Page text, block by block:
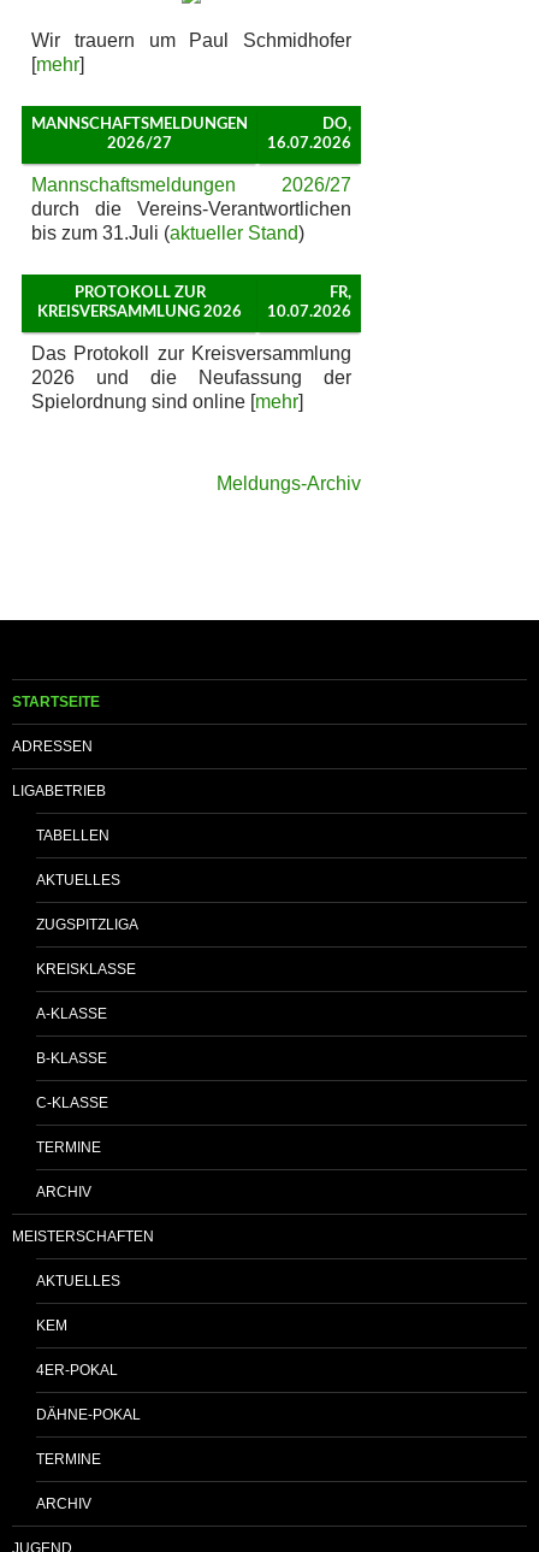
Wir trauern um Paul Schmidhofer
[mehr]
MANNSCHAFTSMELDUNGEN
2026/27
DO,
16.07.2026
Mannschaftsmeldungen 2026/27
durch die Vereins-Verantwortlichen
bis zum 31.Juli (aktueller Stand)
PROTOKOLL ZUR
KREISVERSAMMLUNG 2026
FR,
10.07.2026
Das Protokoll zur Kreisversammlung
2026 und die Neufassung der
Spielordnung sind online [mehr]
Meldungs-Archiv
STARTSEITE
ADRESSEN
LIGABETRIEB
TABELLEN
AKTUELLES
ZUGSPITZLIGA
KREISKLASSE
A-KLASSE
B-KLASSE
C-KLASSE
TERMINE
ARCHIV
MEISTERSCHAFTEN
AKTUELLES
KEM
4ER-POKAL
DÄHNE-POKAL
TERMINE
ARCHIV
JUGEND